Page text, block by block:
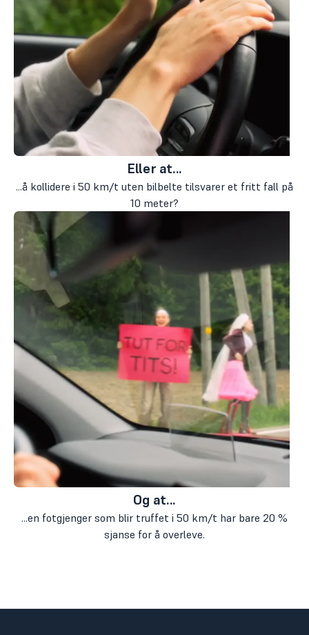
Eller at...
...å kollidere i 50 km/t uten bilbelte tilsvarer et fritt fall på
10 meter?
Og at...
...en fotgjenger som blir truffet i 50 km/t har bare 20 %
sjanse for å overleve.